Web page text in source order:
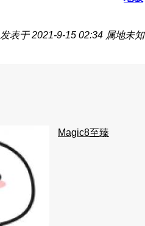
发表于 2021-9-15 02:34 属地未知
Magic8至臻